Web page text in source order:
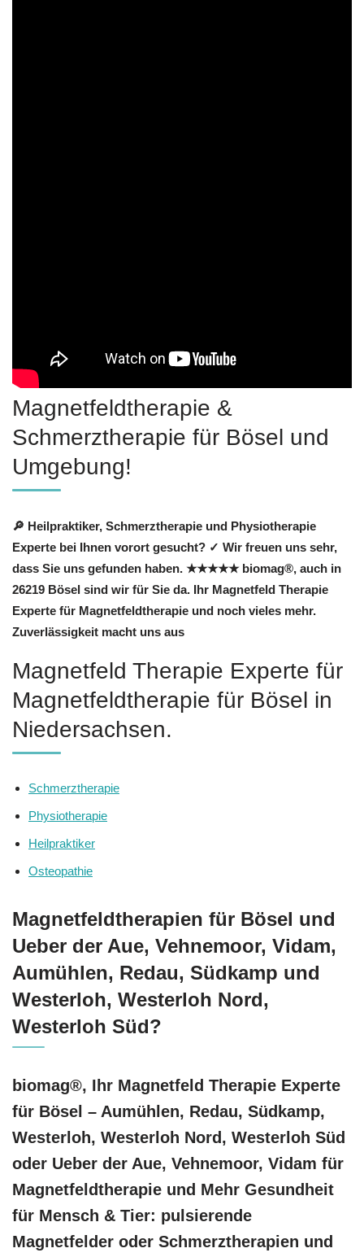
Magnetfeldtherapie &
Schmerztherapie für Bösel und
Umgebung!
🔎 Heilpraktiker, Schmerztherapie und Physiotherapie
Experte bei Ihnen vorort gesucht? ✓ Wir freuen uns sehr,
dass Sie uns gefunden haben. ★★★★★ biomag®, auch in
26219 Bösel sind wir für Sie da. Ihr Magnetfeld Therapie
Experte für Magnetfeldtherapie und noch vieles mehr.
Zuverlässigkeit macht uns aus
Magnetfeld Therapie Experte für
Magnetfeldtherapie für Bösel in
Niedersachsen.
Schmerztherapie
Physiotherapie
Heilpraktiker
Osteopathie
Magnetfeldtherapien für Bösel und
Ueber der Aue, Vehnemoor, Vidam,
Aumühlen, Redau, Südkamp und
Westerloh, Westerloh Nord,
Westerloh Süd?
biomag®, Ihr Magnetfeld Therapie Experte
für Bösel – Aumühlen, Redau, Südkamp,
Westerloh, Westerloh Nord, Westerloh Süd
oder Ueber der Aue, Vehnemoor, Vidam für
Magnetfeldtherapie und Mehr Gesundheit
für Mensch & Tier: pulsierende
Magnetfelder oder Schmerztherapien und